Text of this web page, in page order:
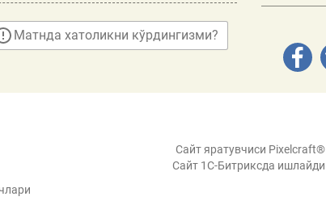
Матнда хатоликни кўрдингизми?
Сайт яратувчиси Pixelcraft®
Сайт 1C-Битриксда ишлайди